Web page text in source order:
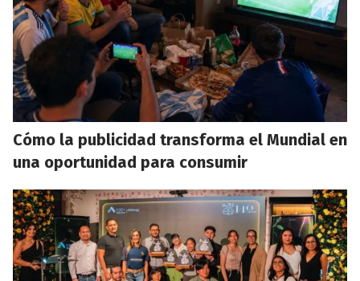
Cómo la publicidad transforma el Mundial en
una oportunidad para consumir